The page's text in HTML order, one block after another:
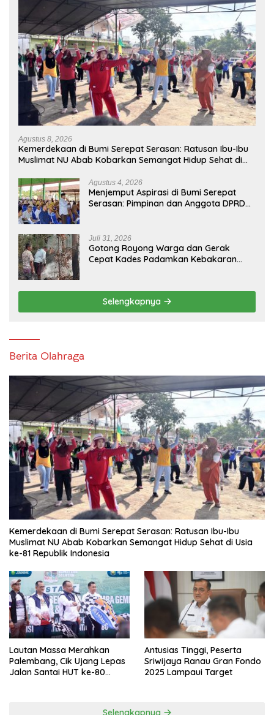
Agustus 8, 2026
Kemerdekaan di Bumi Serepat Serasan: Ratusan Ibu-Ibu
Muslimat NU Abab Kobarkan Semangat Hidup Sehat di
Agustus 4, 2026
Menjemput Aspirasi di Bumi Serepat
Serasan: Pimpinan dan Anggota DPRD
2026
Juli 31, 2026
Gotong Royong Warga dan Gerak
Cepat Kades Padamkan Kebakaran
Selengkapnya
Berita Olahraga
Kemerdekaan di Bumi Serepat Serasan: Ratusan Ibu-Ibu
Muslimat NU Abab Kobarkan Semangat Hidup Sehat di Usia
ke-81 Republik Indonesia
Lautan Massa Merahkan
Palembang, Cik Ujang Lepas
Jalan Santai HUT ke-80
Antusias Tinggi, Peserta
Sriwijaya Ranau Gran Fondo
2025 Lampaui Target